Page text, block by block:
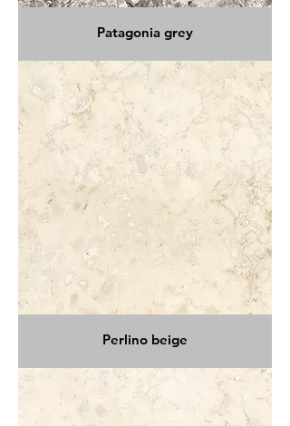
Patagonia grey
Perlino beige